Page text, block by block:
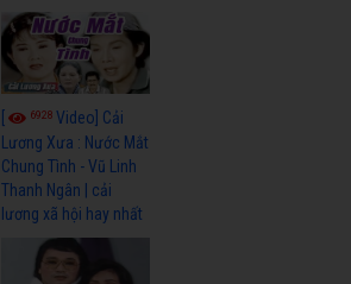
6928Video] Cải
Lương Xưa : Nước Mắt
Chung Tình - Vũ Linh
Thanh Ngân | cải
lương xã hội hay nhất